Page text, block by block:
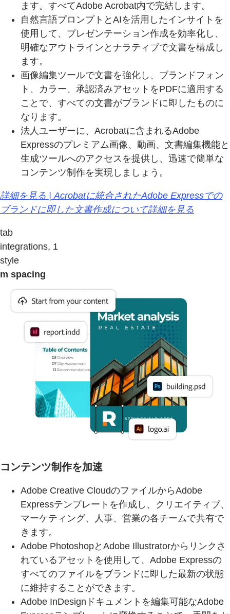
ます。すべてAdobe Acrobat内で完結します。
自然言語プロンプトとAIを活用したインサイトを
使用して、プレゼンテーション作成を効率化し、
明確なアウトラインとナラティブで文書を構成し
ます。
画像編集ツールで文書を強化し、ブランドフォン
ト、カラー、承認済みアセットをPDFに適用する
ことで、すべての文書がブランドに即したものに
なります。
法人ユーザーに、Acrobatに含まれるAdobe
Expressのプレミアム画像、動画、文書編集機能と
生成ツールへのアクセスを提供し、迅速で簡単な
コンテンツ制作を実現しましょう。
詳細を見る | Acrobatに統合されたAdobe Expressでの
ブランドに即した文書作成について詳細を見る
tab
integrations, 1
style
m spacing
コンテンツ制作を加速
Adobe Creative CloudのファイルからAdobe
Expressテンプレートを作成し、クリエイティブ、
マーケティング、人事、営業の各チームで共有で
きます。
Adobe PhotoshopとAdobe Illustratorからリンクさ
れているアセットを使用して、Adobe Expressの
すべてのファイルをブランドに即した最新の状態
に維持することができます。
Adobe InDesignドキュメントを編集可能なAdobe